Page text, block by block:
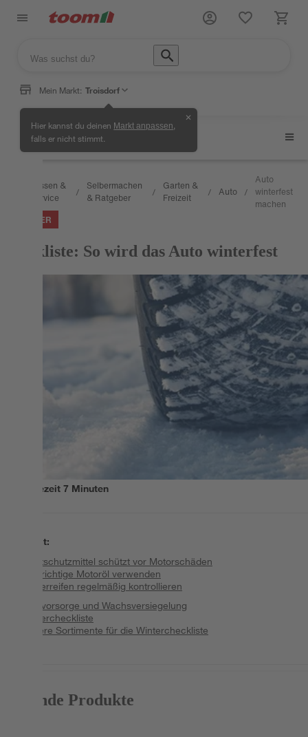
Mein Markt: Troisdorf
Hier kannst du deinen Markt anpassen
falls er nicht stimmt.
✕
Auto
Wissen &
Service
/
Selbermachen
& Ratgeber
/
Garten &
Freizeit
/ Auto /
Auto
winterfest
machen
RATGEBER
Checkliste: So wird das Auto winterfest
Lesezeit7 Minuten
Inhalt:
Frostschutzmittel schützt vor Motorschäden
Das richtige Motoröl verwenden
Winterreifen regelmäßig kontrollieren
Rostvorsorge und Wachsversiegelung
Wintercheckliste
Unsere Sortimente für die Wintercheckliste
Passende Produkte